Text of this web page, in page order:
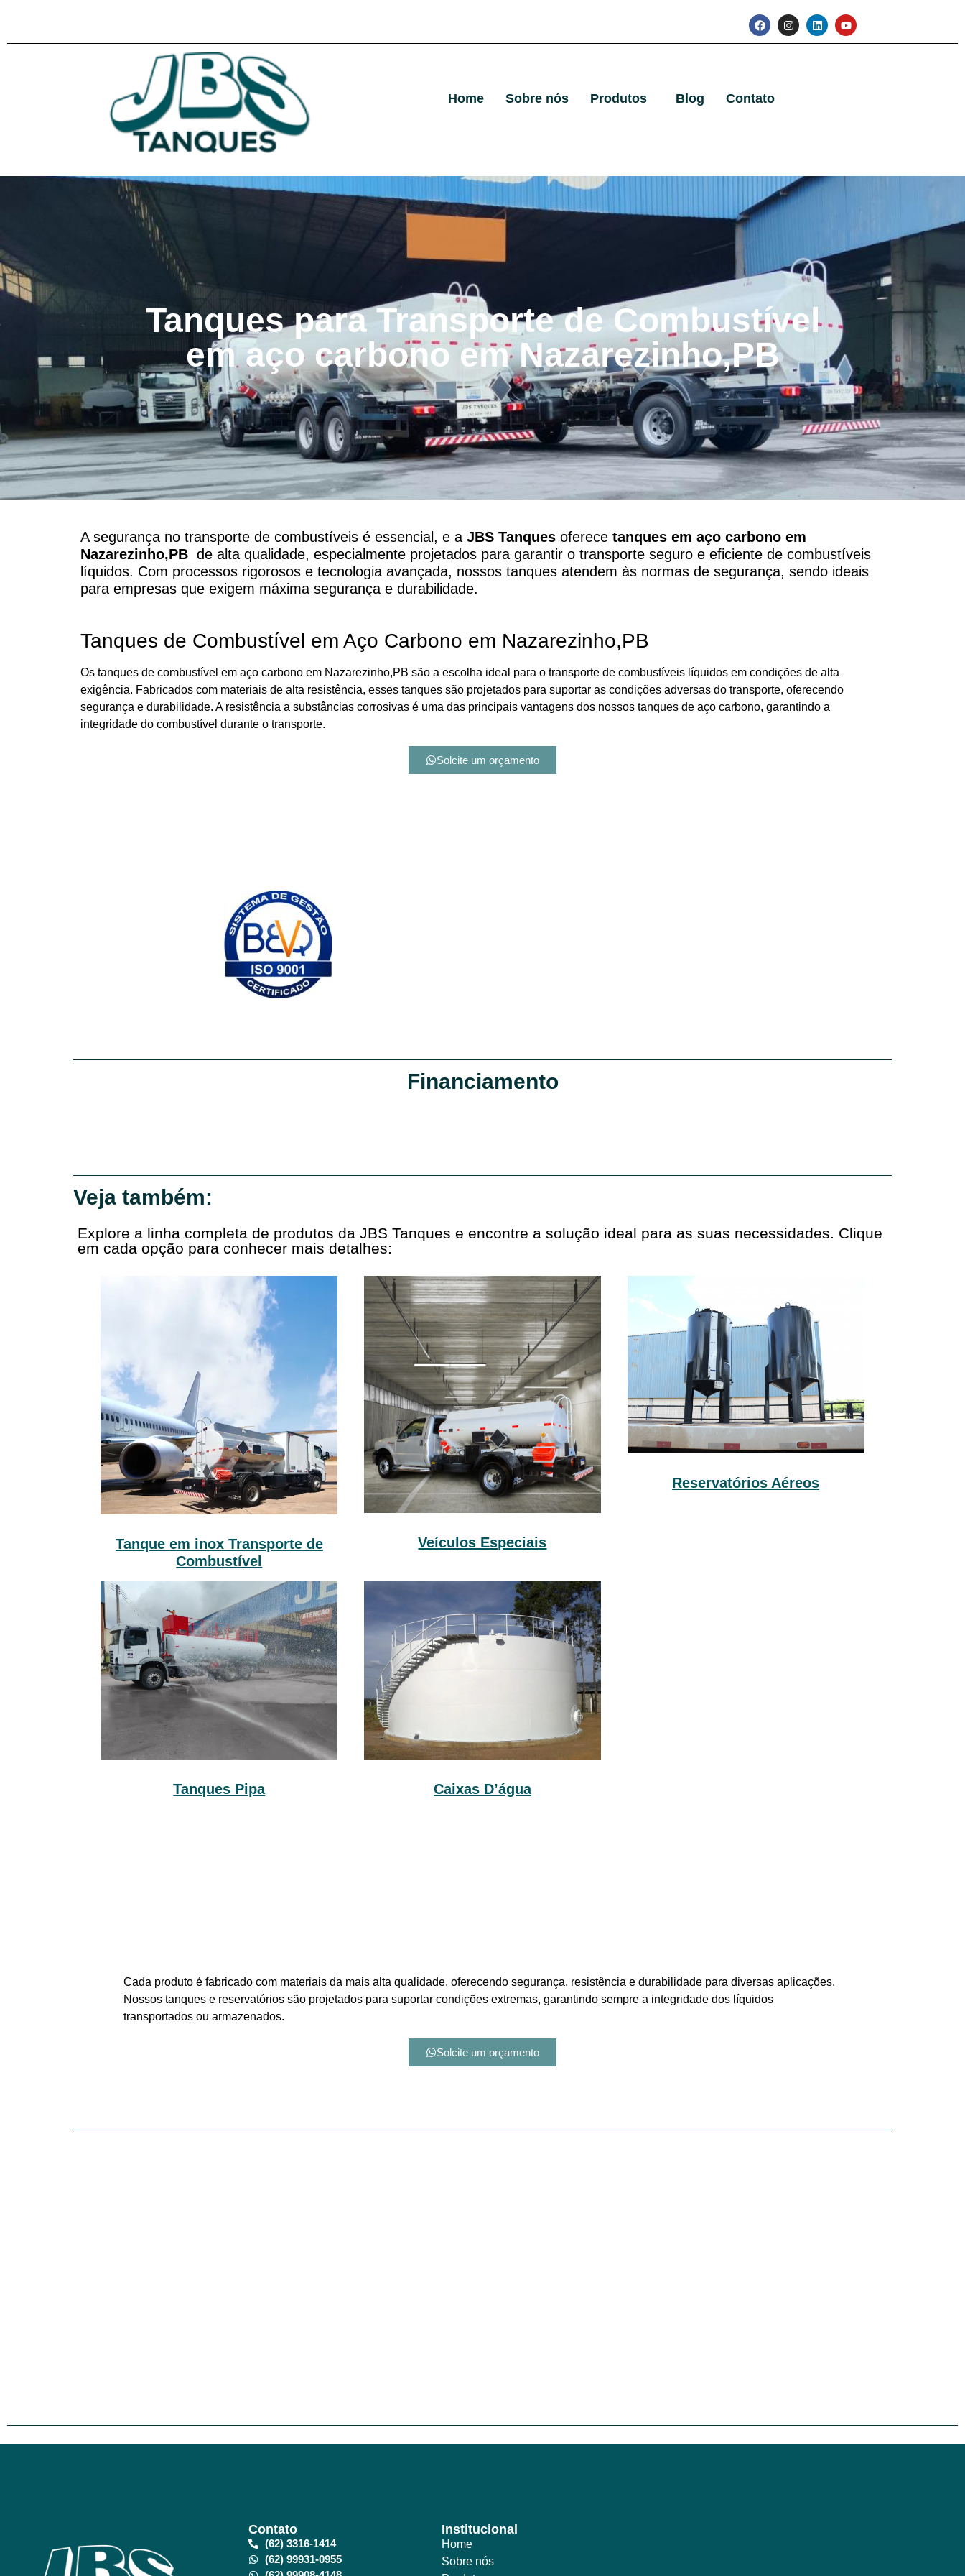
Home Sobre nós Produtos Blog Contato
Tanques para Transporte de Combustível
em aço carbono em Nazarezinho,PB
A segurança no transporte de combustíveis é essencial, e a JBS Tanques oferece tanques em aço carbono em
Nazarezinho,PB de alta qualidade, especialmente projetados para garantir o transporte seguro e eficiente de combustíveis
líquidos. Com processos rigorosos e tecnologia avançada, nossos tanques atendem às normas de segurança, sendo ideais
para empresas que exigem máxima segurança e durabilidade.
Tanques de Combustível em Aço Carbono em Nazarezinho,PB
Os tanques de combustível em aço carbono em Nazarezinho,PB são a escolha ideal para o transporte de combustíveis líquidos em condições de alta
exigência. Fabricados com materiais de alta resistência, esses tanques são projetados para suportar as condições adversas do transporte, oferecendo
segurança e durabilidade. A resistência a substâncias corrosivas é uma das principais vantagens dos nossos tanques de aço carbono, garantindo a
integridade do combustível durante o transporte.
Solcite um orçamento
Financiamento
Veja também:
Explore a linha completa de produtos da JBS Tanques e encontre a solução ideal para as suas necessidades. Clique
em cada opção para conhecer mais detalhes:
Tanque em inox Transporte de
Combustível
Veículos Especiais
Reservatórios Aéreos
Tanques Pipa Caixas D’água
Cada produto é fabricado com materiais da mais alta qualidade, oferecendo segurança, resistência e durabilidade para diversas aplicações.
Nossos tanques e reservatórios são projetados para suportar condições extremas, garantindo sempre a integridade dos líquidos
transportados ou armazenados.
Solcite um orçamento
Contato
(62) 3316-1414
(62) 99931-0955
Institucional
Home
Sobre nós